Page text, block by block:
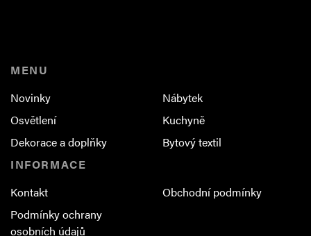
MENU
Novinky
Nábytek
Osvětlení
Kuchyně
Dekorace a doplňky
Bytový textil
INFORMACE
Kontakt
Obchodní podmínky
Podmínky ochrany
osobních údajů